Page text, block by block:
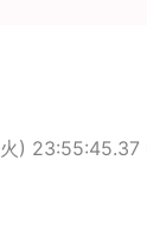
) 23:55:45.37